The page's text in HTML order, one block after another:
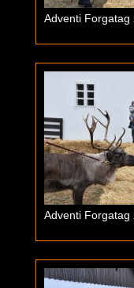
Adventi Forgatag
Adventi Forgatag